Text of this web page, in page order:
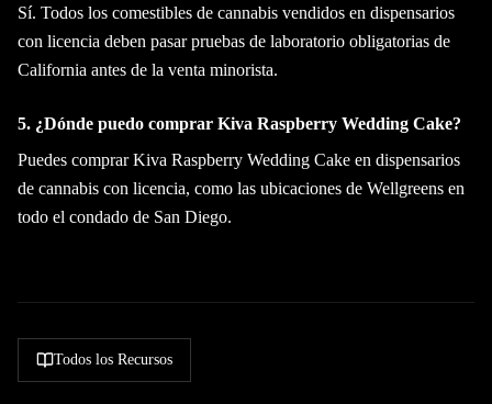
Sí. Todos los comestibles de cannabis vendidos en dispensarios
con licencia deben pasar pruebas de laboratorio obligatorias de
California antes de la venta minorista.
5. ¿Dónde puedo comprar Kiva Raspberry Wedding Cake?
Puedes comprar Kiva Raspberry Wedding Cake en dispensarios
de cannabis con licencia, como las ubicaciones de Wellgreens en
todo el condado de San Diego.
Todos los Recursos